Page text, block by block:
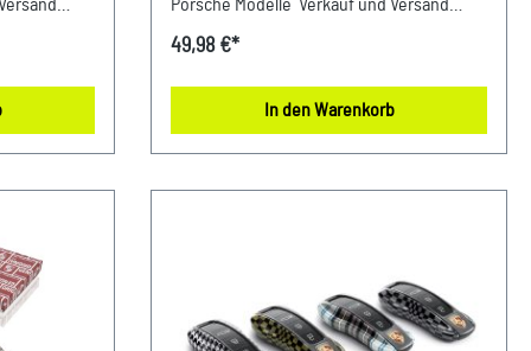
Porsche Modelle Verkauf und Versand
durch: AVP Sportwagen GmbH Landshut
Straße 1 84030 Ergolding USt.-IdNr.:
DE263328607
49,98 €*
In den Warenkorb